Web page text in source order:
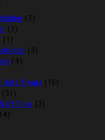
(7)
(1)
(1)
(3)
(4)
Soft Treats (15)
(31)
Snak (3)